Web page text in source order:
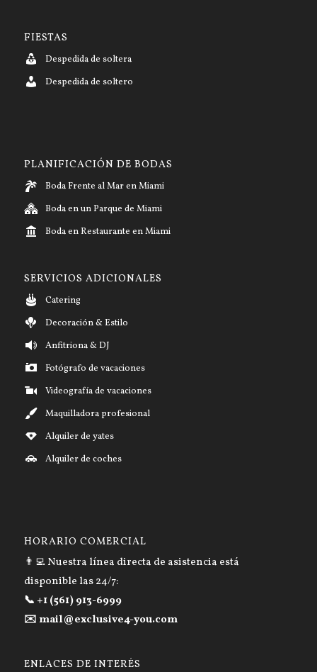
FIESTAS
Despedida de soltera
Despedida de soltero
PLANIFICACIÓN DE BODAS
Boda Frente al Mar en Miami
Boda en un Parque de Miami
Boda en Restaurante en Miami
SERVICIOS ADICIONALES
Catering
Decoración & Estilo
Anfitriona & DJ
Fotógrafo de vacaciones
Videografía de vacaciones
Maquilladora profesional
Alquiler de yates
Alquiler de coches
HORARIO COMERCIAL
👨‍💻 Nuestra línea directa de asistencia está
disponible las 24/7:
📞 +1 (561) 913-6999
✉️ mail@exclusive4-you.com
ENLACES DE INTERÉS